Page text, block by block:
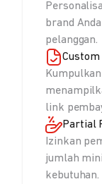
brand
pelanggan.
Custom
link
Partial
Izinkan
jumlah
kebutuhan.